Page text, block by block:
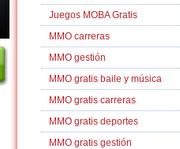
Juegos MOBA Gratis
MMO carreras
MMO gestión
MMO gratis baile y música
MMO gratis carreras
MMO gratis deportes
MMO gratis gestión